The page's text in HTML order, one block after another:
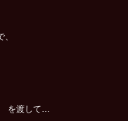
、
を渡して…